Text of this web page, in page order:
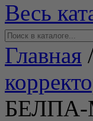
Весь
Главная